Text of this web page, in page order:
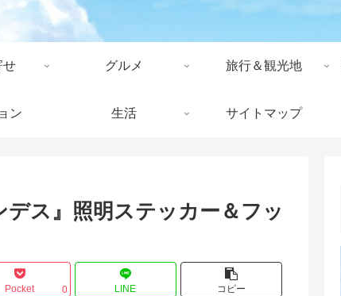
せ グルメ 旅行＆観光地
ン 生活 サイトマップ
ス』照明ステッカー＆フッ
Pocket 0 LINE コピー